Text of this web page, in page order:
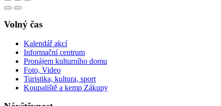
Volný čas
Kalendář akcí
Informační centrum
Pronájem kulturního domu
Foto, Video
Turistika, kultura, sport
Koupaliště a kemp Zákupy